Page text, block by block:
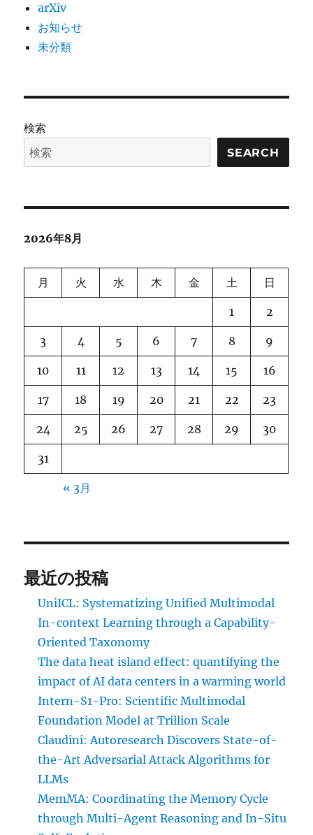
arXiv
お知らせ
未分類
検索
SEARCH
2026年8月
月 火 水 木 金 土 日
1 2
3 4 5 6 7 8 9
10 11 12 13 14 15 16
17 18 19 20 21 22 23
24 25 26 27 28 29 30
31
« 3月
最近の投稿
UniICL: Systematizing Unified Multimodal
In-context Learning through a Capability-
Oriented Taxonomy
The data heat island effect: quantifying the
impact of AI data centers in a warming world
Intern-S1-Pro: Scientific Multimodal
Foundation Model at Trillion Scale
Claudini: Autoresearch Discovers State-of-
the-Art Adversarial Attack Algorithms for
LLMs
MemMA: Coordinating the Memory Cycle
through Multi-Agent Reasoning and In-Situ